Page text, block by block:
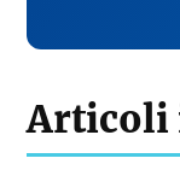
Articoli